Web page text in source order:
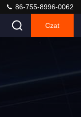
86-755-8996-0062
Czat